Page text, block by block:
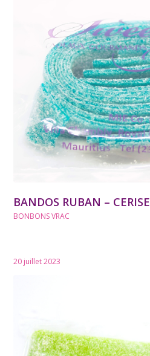
BANDOS RUBAN – CERISE
BONBONS VRAC
20 juillet 2023